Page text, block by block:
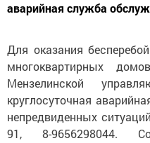
аварийная служба
Для оказания
многоквартирных
Мензелинской
круглосуточная
непредвиденных
91, 8-9656298044.